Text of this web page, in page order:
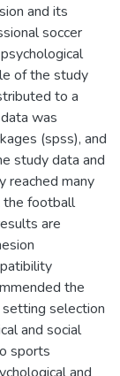
and its
soccer
of the study
to a
was
(spss), and
study data and
reached many
the football
are
the
selection
and social
sports